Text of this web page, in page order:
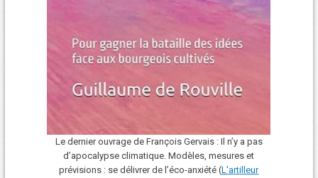
Le dernier ouvrage de François Gervais : Il n’y a pas
d’apocalypse climatique. Modèles, mesures et
prévisions : se délivrer de l’éco-anxiété (L'arti lleur